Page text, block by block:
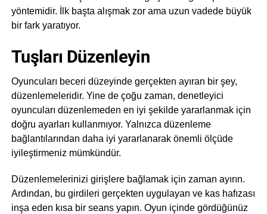
yöntemidir. İlk başta alışmak zor ama uzun vadede büyük
bir fark yaratıyor.
Tuşları Düzenleyin
Oyuncuları beceri düzeyinde gerçekten ayıran bir şey,
düzenlemeleridir. Yine de çoğu zaman, denetleyici
oyuncuları düzenlemeden en iyi şekilde yararlanmak için
doğru ayarları kullanmıyor. Yalnızca düzenleme
bağlantılarından daha iyi yararlanarak önemli ölçüde
iyileştirmeniz mümkündür.
Düzenlemelerinizi girişlere bağlamak için zaman ayırın.
Ardından, bu girdileri gerçekten uygulayan ve kas hafızası
inşa eden kısa bir seans yapın. Oyun içinde gördüğünüz